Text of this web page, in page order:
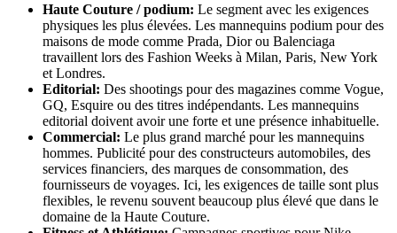
Haute Couture / podium: Le segment avec les exigences
physiques les plus élevées. Les mannequins podium pour des
maisons de mode comme Prada, Dior ou Balenciaga
travaillent lors des Fashion Weeks à Milan, Paris, New York
et Londres.
Editorial: Des shootings pour des magazines comme Vogue,
GQ, Esquire ou des titres indépendants. Les mannequins
editorial doivent avoir une forte et une présence inhabituelle.
Commercial: Le plus grand marché pour les mannequins
hommes. Publicité pour des constructeurs automobiles, des
services financiers, des marques de consommation, des
fournisseurs de voyages. Ici, les exigences de taille sont plus
flexibles, le revenu souvent beaucoup plus élevé que dans le
domaine de la Haute Couture.